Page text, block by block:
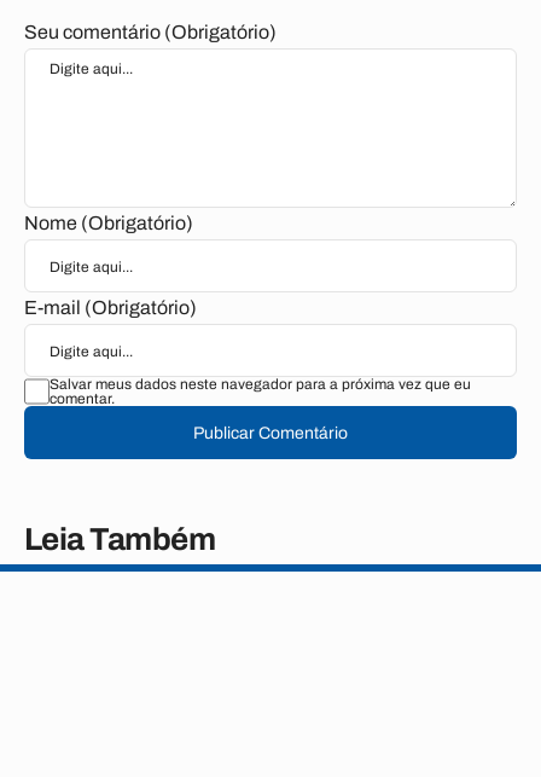
Seu comentário (Obrigatório)
Nome (Obrigatório)
E-mail (Obrigatório)
Salvar meus dados neste navegador para a próxima vez que eu
comentar.
Publicar Comentário
Leia Também